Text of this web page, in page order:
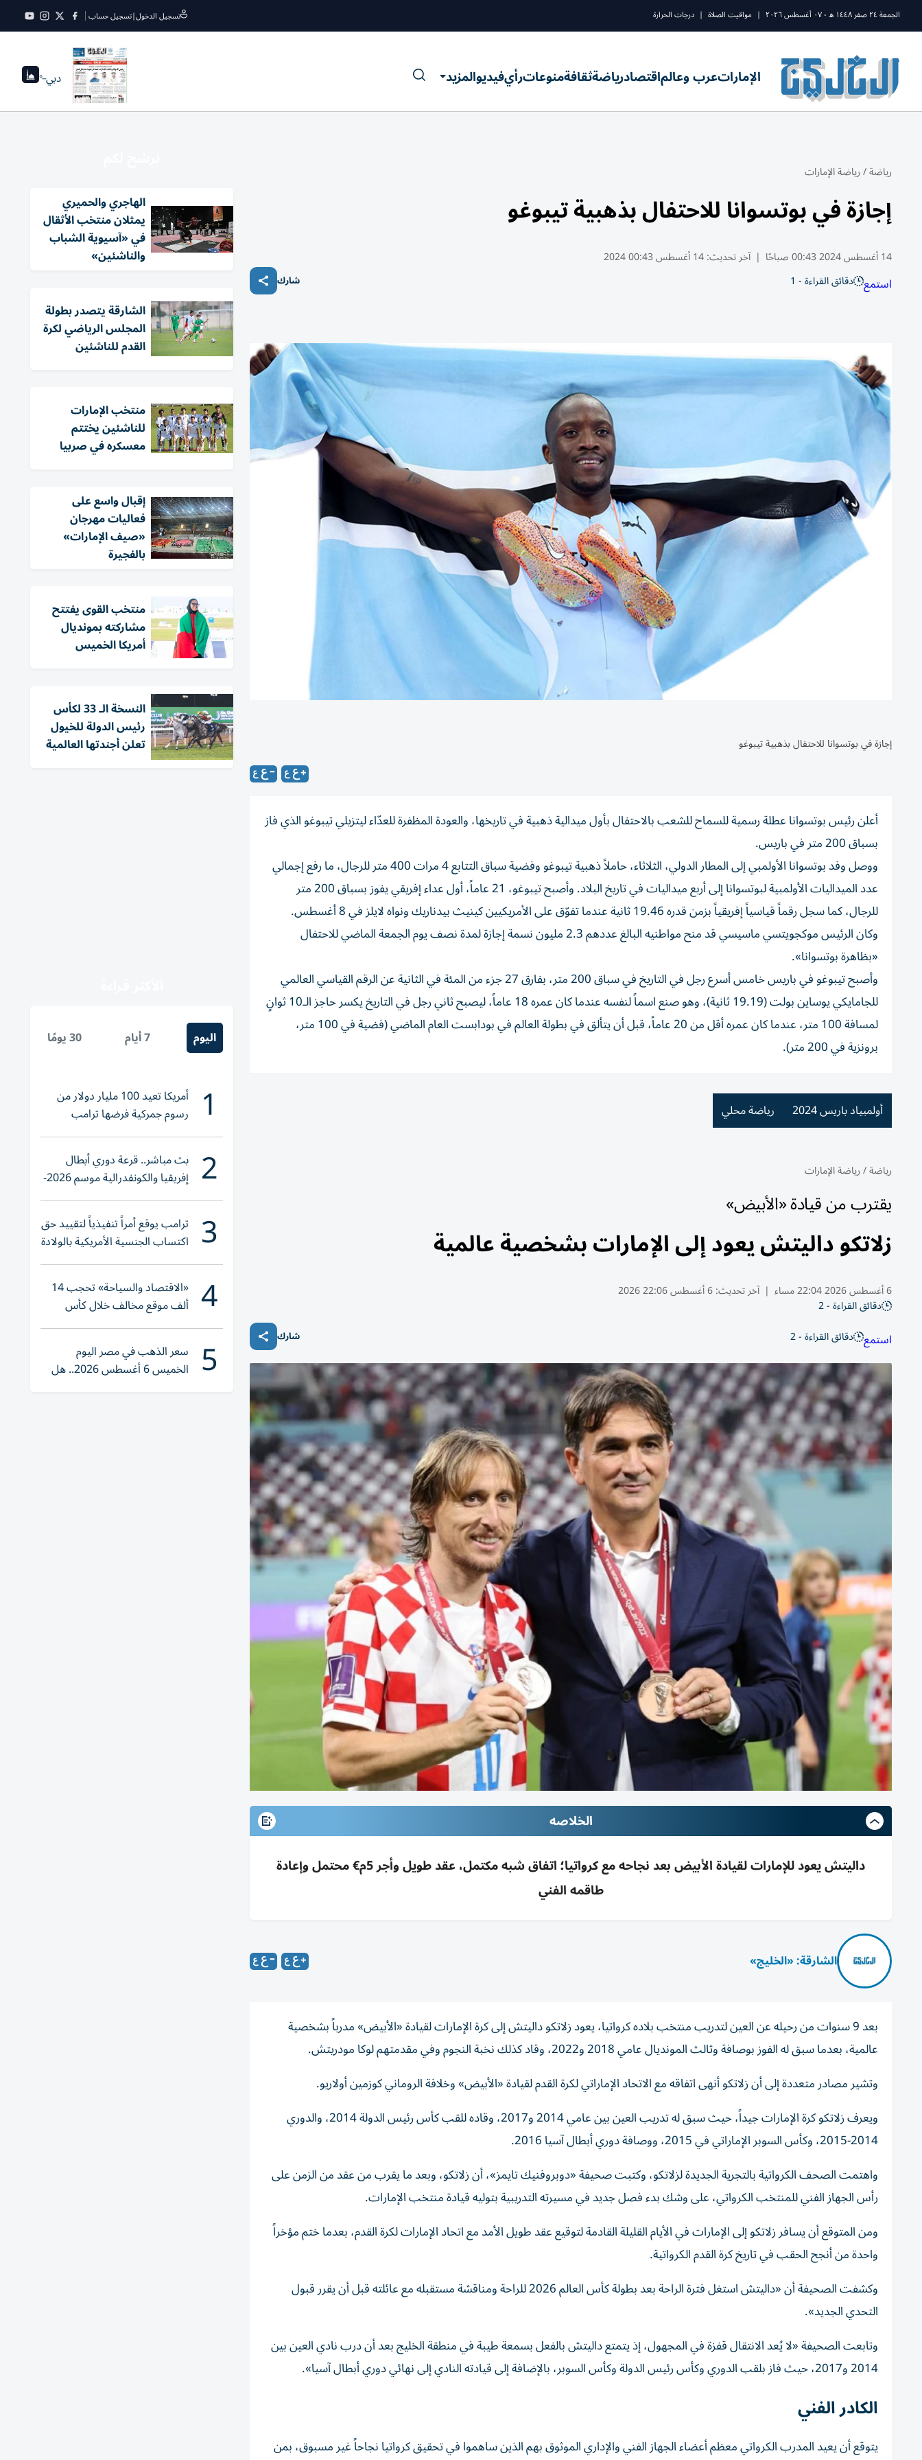
الجمعة ٢٤ صفر ١٤٤٨ ه - ٠٧ أغسطس ٢٠٢٦ | مواقيت الصلاة | درجات الحرارة تسجيل الدخول|تسجيل حساب
الإماراتعرب وعالماقتصادرياضةثقافةمنوعاترأيفيديوالمزيد دبي--°
رياضة/رياضة الإمارات
إجازة في بوتسوانا للاحتفال بذهبية تيبوغو
14 أغسطس 2024 00:43 صباحًا | آخر تحديث:14 أغسطس 00:43 2024
استمع دقائق القراءة - 1 شارك
إجازة في بوتسوانا للاحتفال بذهبية تيبوغو
أعلن رئيس بوتسوانا عطلة رسمية للسماح للشعب بالاحتفال بأول ميدالية ذهبية في تاريخها، والعودة المظفرة للعدّاء ليتزيلي تيبوغو الذي فاز
بسباق 200 متر في باريس.
ووصل وفد بوتسوانا الأولمبي إلى المطار الدولي، الثلاثاء، حاملاً ذهبية تيبوغو وفضية سباق التتابع 4 مرات 400 متر للرجال، ما رفع إجمالي
عدد الميداليات الأولمبية لبوتسوانا إلى أربع ميداليات في تاريخ البلاد. وأصبح تيبوغو، 21 عاماً، أول عداء إفريقي يفوز بسباق 200 متر
للرجال، كما سجل رقماً قياسياً إفريقياً بزمن قدره 19.46 ثانية عندما تفوّق على الأمريكيين كينيث بيدناريك ونواه لايلز في 8 أغسطس.
وكان الرئيس موكجويتسي ماسيسي قد منح مواطنيه البالغ عددهم 2.3 مليون نسمة إجازة لمدة نصف يوم الجمعة الماضي للاحتفال
«بظاهرة بوتسوانا».
وأصبح تيبوغو في باريس خامس أسرع رجل في التاريخ في سباق 200 متر، بفارق 27 جزء من المئة في الثانية عن الرقم القياسي العالمي
للجامايكي يوساين بولت (19.19 ثانية)، وهو صنع اسماً لنفسه عندما كان عمره 18 عاماً، ليصبح ثاني رجل في التاريخ يكسر حاجز الـ10 ثوانٍ
لمسافة 100 متر، عندما كان عمره أقل من 20 عاماً، قبل أن يتألق في بطولة العالم في بودابست العام الماضي (فضية في 100 متر،
برونزية في 200 متر).
أولمبياد باريس 2024 رياضة محلي
رياضة/رياضة الإمارات
يقترب من قيادة «الأبيض»
زلاتكو داليتش يعود إلى الإمارات بشخصية عالمية
6 أغسطس 2026 22:04 مساء | آخر تحديث:6 أغسطس 22:06 2026
دقائق القراءة - 2
استمع دقائق القراءة - 2 شارك
الخلاصه
داليتش يعود للإمارات لقيادة الأبيض بعد نجاحه مع كرواتيا؛ اتفاق شبه مكتمل، عقد طويل وأجر 5م€ محتمل وإعادة
طاقمه الفني
الشارقة: «الخليج»
بعد 9 سنوات من رحيله عن العين لتدريب منتخب بلاده كرواتيا، يعود زلاتكو داليتش إلى كرة الإمارات لقيادة «الأبيض» مدرباً بشخصية
عالمية، بعدما سبق له الفوز بوصافة وثالث المونديال عامي 2018 و2022، وقاد كذلك نخبة النجوم وفي مقدمتهم لوكا مودريتش.
وتشير مصادر متعددة إلى أن زلاتكو أنهى اتفاقه مع الاتحاد الإماراتي لكرة القدم لقيادة «الأبيض» وخلافة الروماني كوزمين أولاريو.
ويعرف زلاتكو كرة الإمارات جيداً، حيث سبق له تدريب العين بين عامي 2014 و2017، وقاده للقب كأس رئيس الدولة 2014، والدوري
2014-2015، وكأس السوبر الإماراتي في 2015، ووصافة دوري أبطال آسيا 2016.
واهتمت الصحف الكرواتية بالتجرية الجديدة لزلاتكو، وكتبت صحيفة «دوبروفنيك تايمز»، أن زلاتكو، وبعد ما يقرب من عقد من الزمن على
رأس الجهاز الفني للمنتخب الكرواتي، على وشك بدء فصل جديد في مسيرته التدريبية بتوليه قيادة منتخب الإمارات.
ومن المتوقع أن يسافر زلاتكو إلى الإمارات في الأيام القليلة القادمة لتوقيع عقد طويل الأمد مع اتحاد الإمارات لكرة القدم، بعدما ختم مؤخراً
واحدة من أنجح الحقب في تاريخ كرة القدم الكرواتية.
وكشفت الصحيفة أن «داليتش استغل فترة الراحة بعد بطولة كأس العالم 2026 للراحة ومناقشة مستقبله مع عائلته قبل أن يقرر قبول
التحدي الجديد».
وتابعت الصحيفة «لا يُعد الانتقال قفزة في المجهول، إذ يتمتع داليتش بالفعل بسمعة طيبة في منطقة الخليج بعد أن درب نادي العين بين
2014 و2017، حيث فاز بلقب الدوري وكأس رئيس الدولة وكأس السوبر، بالإضافة إلى قيادته النادي إلى نهائي دوري أبطال آسيا».
الكادر الفني
يتوقع أن يعيد المدرب الكرواتي معظم أعضاء الجهاز الفني والإداري الموثوق بهم الذين ساهموا في تحقيق كرواتيا نجاحاً غير مسبوق، بمن
الهاجري والحميري
يمثلان منتخب الأثقال
في «آسيوية الشباب
والناشئين»
الشارقة يتصدر بطولة
المجلس الرياضي لكرة
القدم للناشئين
منتخب الإمارات
للناشئين يختتم
معسكره في صربيا
إقبال واسع على
فعاليات مهرجان
«صيف الإمارات»
بالفجيرة
منتخب القوى يفتتح
مشاركته بمونديال
أمريكا الخميس
النسخة الـ 33 لكأس
رئيس الدولة للخيول
تعلن أجندتها العالمية
اليوم 7 أيام 30 يومًا
1 أمريكا تعيد 100 مليار دولار من
رسوم جمركية فرضها ترامب
2 بث مباشر.. قرعة دوري أبطال
إفريقيا والكونفدرالية موسم 2026-
2027
3 ترامب يوقع أمراً تنفيذياً لتقييد حق
اكتساب الجنسية الأمريكية بالولادة
4 «الاقتصاد والسياحة» تحجب 14
ألف موقع مخالف خلال كأس
العالم 2026
5 سعر الذهب في مصر اليوم
الخميس 6 أغسطس 2026.. هل